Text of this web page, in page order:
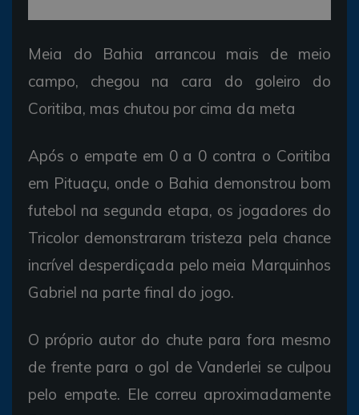
Meia do Bahia arrancou mais de meio
campo, chegou na cara do goleiro do
Coritiba, mas chutou por cima da meta
Após o empate em 0 a 0 contra o Coritiba
em Pituaçu, onde o Bahia demonstrou bom
futebol na segunda etapa, os jogadores do
Tricolor demonstraram tristeza pela chance
incrível desperdiçada pelo meia Marquinhos
Gabriel na parte final do jogo.
O próprio autor do chute para fora mesmo
de frente para o gol de Vanderlei se culpou
pelo empate. Ele correu aproximadamente